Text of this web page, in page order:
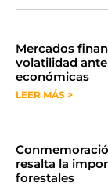
Mercados
volatilidad
económicas
LEER MÁS >
resalta la
forestales